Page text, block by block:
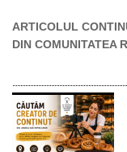
ARTICOLUL
DIN COMUNITATEA